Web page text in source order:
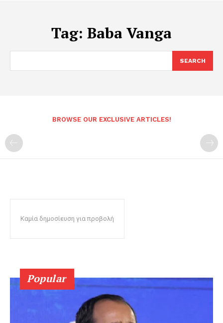
Tag: Baba Vanga
SEARCH
BROWSE OUR EXCLUSIVE ARTICLES!
Καμία δημοσίευση για προβολή
Popular